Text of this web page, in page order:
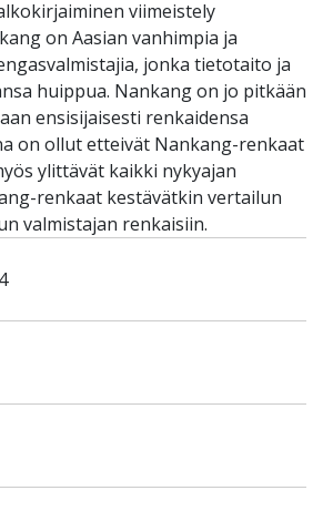
viimeistely
on Aasian vanhimpia ja
jonka tietotaito ja
huippua. Nankang on jo pitkään
ensisijaisesti renkaidensa
on ollut etteivät Nankang-renkaat
ylittävät kaikki nykyajan
renkaat kestävätkin vertailun
valmistajan renkaisiin.